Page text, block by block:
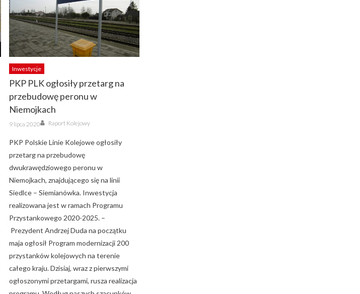
Inwestycje
PKP PLK ogłosiły przetarg na
przebudowę peronu w
Niemojkach
Posted
on
9 lipca 2020 Author
Raport Kolejowy
PKP Polskie Linie Kolejowe ogłosiły
przetarg na przebudowę
dwukrawędziowego peronu w
Niemojkach, znajdującego się na linii
Siedlce – Siemianówka. Inwestycja
realizowana jest w ramach Programu
Przystankowego 2020-2025. –
Prezydent Andrzej Duda na początku
maja ogłosił Program modernizacji 200
przystanków kolejowych na terenie
całego kraju. Dzisiaj, wraz z pierwszymi
ogłoszonymi przetargami, rusza realizacja